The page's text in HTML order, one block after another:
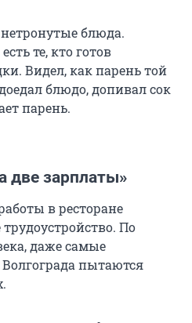
блюда.
те, кто готов
Видел, как парень той
блюдо, допивал сок
парень.
две зарплаты»
в ресторане
По
даже самые
пытаются